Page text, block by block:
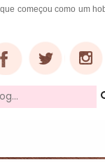
começou como um